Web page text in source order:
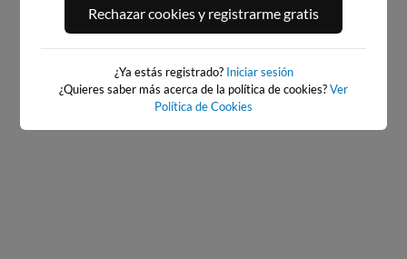
PLAYA DE SITGES
180km · Sitges
0.0 m CHOPI
PLAYA EL MASNOU
0.0 m CHOPI
Rechazar cookies y registrarme gratis
¿Ya estás registrado? Iniciar sesión
¿Quieres saber más acerca de la política de cookies?Ver
Política de Cookies